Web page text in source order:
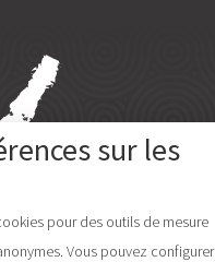
sur les
pour des outils de mesure
Vous pouvez configurer